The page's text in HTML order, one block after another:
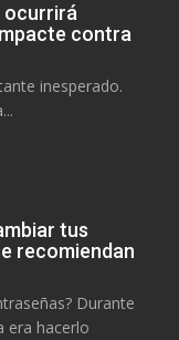
ocurrirá
contra
inesperado.
tus
recomiendan
Durante
era hacerlo